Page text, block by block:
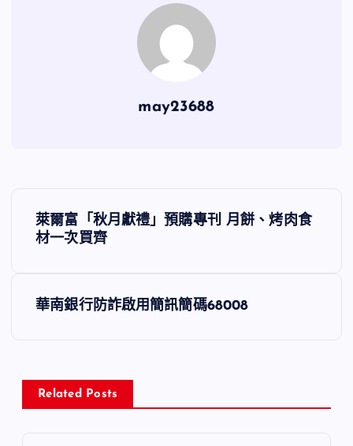
may23688
文
章
覽
萊爾富「秋月獻禮」預購專刊 月餅、烤肉食
材一次買齊
華南銀行防詐啟用簡訊簡碼68008
Related Posts